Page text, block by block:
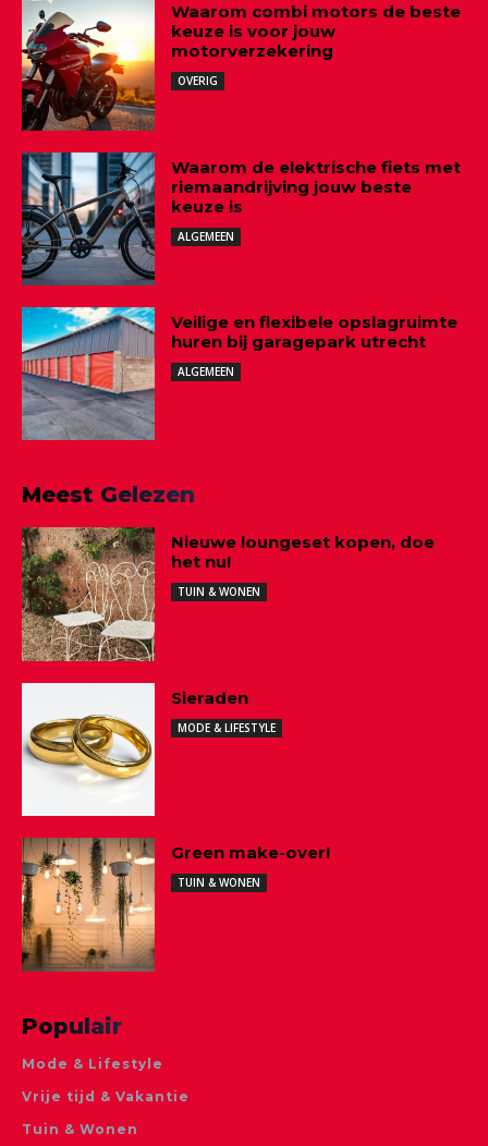
Waarom combi motors de beste
keuze is voor jouw
motorverzekering
OVERIG
Waarom de elektrische fiets met
riemaandrijving jouw beste
keuze is
ALGEMEEN
Veilige en flexibele opslagruimte
huren bij garagepark utrecht
ALGEMEEN
Meest Gelezen
Nieuwe loungeset kopen, doe
het nu!
TUIN & WONEN
Sieraden
MODE & LIFESTYLE
Green make-over!
TUIN & WONEN
Populair
Mode & Lifestyle
Vrije tijd & Vakantie
Tuin & Wonen